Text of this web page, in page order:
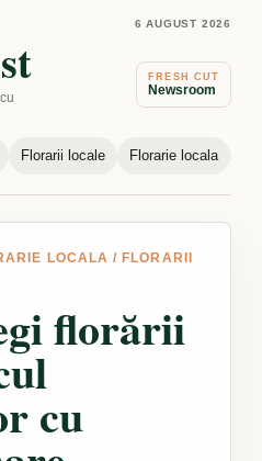
6 AUGUST 2026
FRESH CUT
Newsroom
Florarii locale Florarie locala
LOCALA / FLORARII
florării
cu